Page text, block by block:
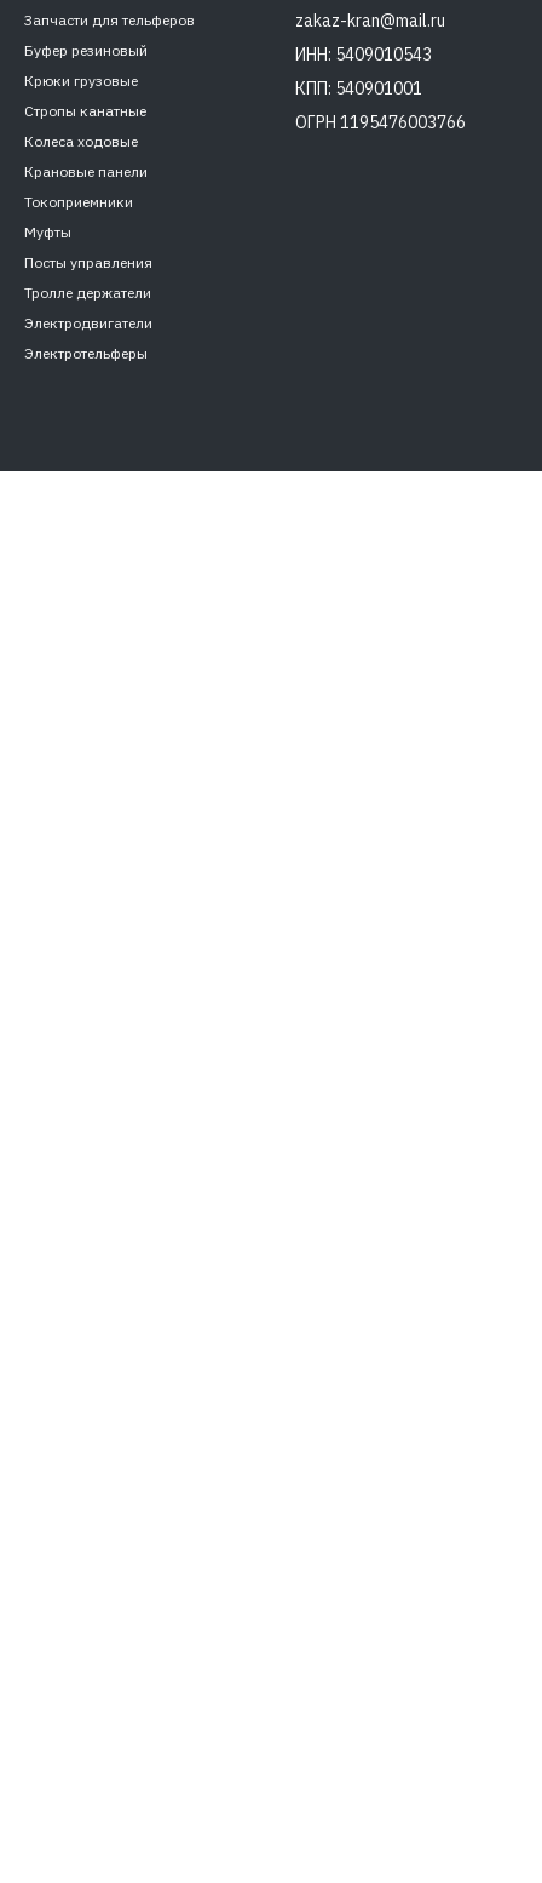
Запчасти для тельферов
Буфер резиновый
Крюки грузовые
Стропы канатные
Колеса ходовые
Крановые панели
Токоприемники
Муфты
Посты управления
Тролле держатели
Электродвигатели
Электротельферы
zakaz-kran@mail.ru
ИНН: 5409010543
КПП: 540901001
ОГРН 1195476003766